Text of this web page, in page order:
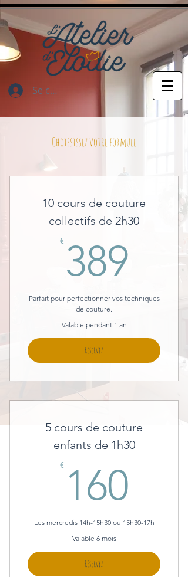
Se connecter
Choississez votre formule
10 cours de couture
collectifs de 2h30
€ 389 389€
Parfait pour perfectionner vos techniques
de couture.
Valable pendant 1 an
Réservez
5 cours de couture
enfants de 1h30
€ 160
Les mercredis 14h-15h30 ou 15h30-17h
Valable 6 mois
Réservez